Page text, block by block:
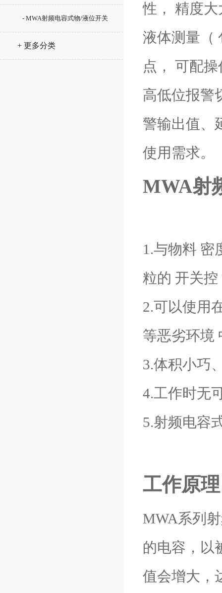
- MWA射频电容式物/液位开关
+ 更多分类
性， 精度
液体测量（
点， 可配
高低位报警
警输出值、
使用需求。
MWA射
1.与物料 密
粒的 开关控
2.可以使用
等恶劣环境
3.体积小巧
4.工作时无
5.射频电容
工作原理
MWA系列
的电容，以
值会增大，